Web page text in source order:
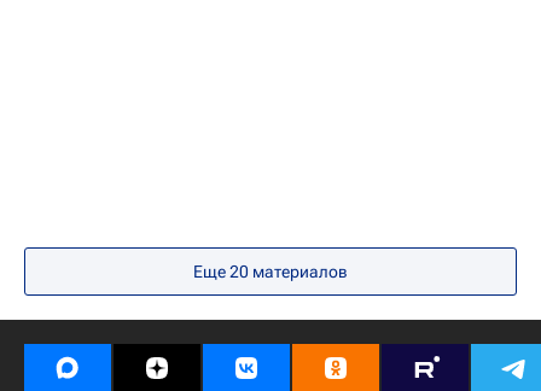
Еще 20 материалов